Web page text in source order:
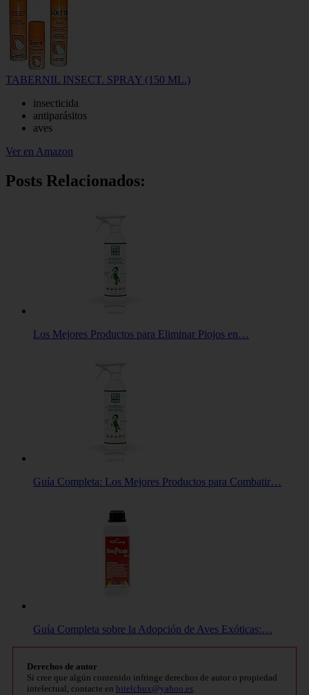
TABERNIL INSECT. SPRAY (150 ML.)
insecticida
antiparásitos
aves
Ver en Amazon
Posts Relacionados:
Los Mejores Productos para Eliminar Piojos en…
Guía Completa: Los Mejores Productos para Combatir…
Guía Completa sobre la Adopción de Aves Exóticas:…
Derechos de autor
Si cree que algún contenido infringe derechos de autor o propiedad
intelectual, contacte en bitelchux@yahoo.es.